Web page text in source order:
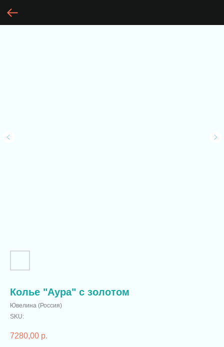
Колье "Аура" с золотом
Ювелина (Россия)
SKU:
7280,00 р.